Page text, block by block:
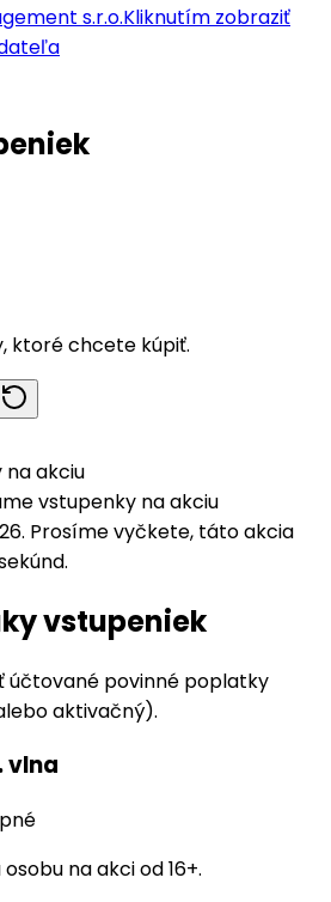
s.r.o.Kliknutím zobraziť
ktoré chcete kúpiť.
akciu
vstupenky na akciu
Prosíme vyčkete, táto akcia
vstupeniek
účtované povinné poplatky
aktivačný).
vlna
na akci od 16+.